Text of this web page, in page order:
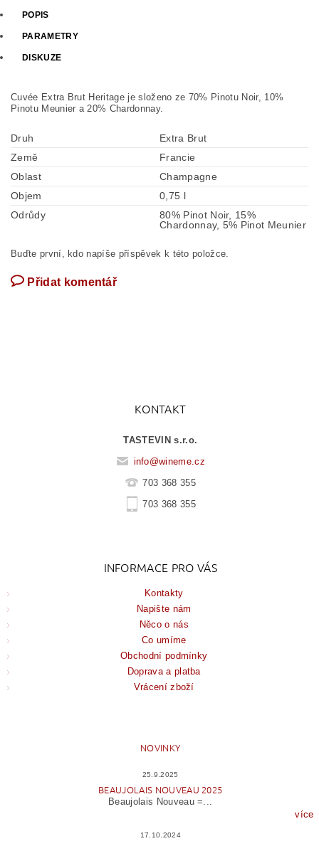
POPIS
PARAMETRY
DISKUZE
Cuvée Extra Brut Heritage je složeno ze 70% Pinotu Noir, 10%
Pinotu Meunier a 20% Chardonnay.
Druh
Extra Brut
Země
Francie
Oblast
Champagne
Objem
0,75 l
Odrůdy
80% Pinot Noir, 15%
Chardonnay, 5% Pinot Meunier
Buďte první, kdo napíše příspěvek k této položce.
Přidat komentář
KONTAKT
TASTEVIN s.r.o.
info@wineme.cz
703 368 355
703 368 355
INFORMACE PRO VÁS
Kontakty
Napište nám
Něco o nás
Co umíme
Obchodní podmínky
Doprava a platba
Vrácení zboží
NOVINKY
25.9.2025
BEAUJOLAIS NOUVEAU 2025
Beaujolais Nouveau =...
více
17.10.2024